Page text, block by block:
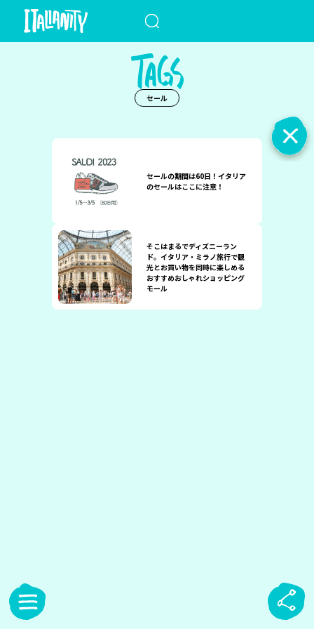
セール
セールの期間は60日！イタリア
のセールはここに注意！
そこはまるでディズニーラン
ド。イタリア・ミラノ旅行で観
光とお買い物を同時に楽しめる
おすすめおしゃれショッピング
モール